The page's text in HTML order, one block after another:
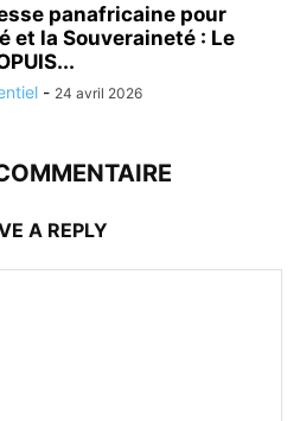
panafricaine pour
et la Souveraineté : Le
- 24 avril 2026
A REPLY